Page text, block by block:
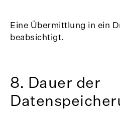
Eine Übermittlung in ein
beabsichtigt.
8. Dauer der